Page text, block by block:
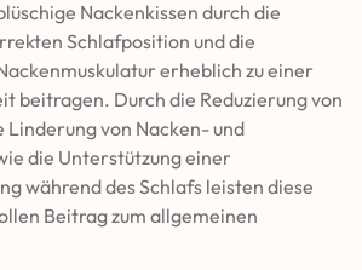
Nackenkissen durch die
Schlafposition und die
erheblich zu einer
beitragen. Durch die Reduzierung von
Linderung von Nacken- und
die Unterstützung einer
während des Schlafs leisten diese
Beitrag zum allgemeinen